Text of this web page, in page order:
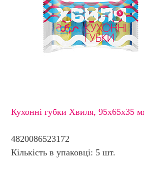
Кухонні губки Хвиля, 95х65х35
4820086523172
Кількість в упаковці: 5 шт.